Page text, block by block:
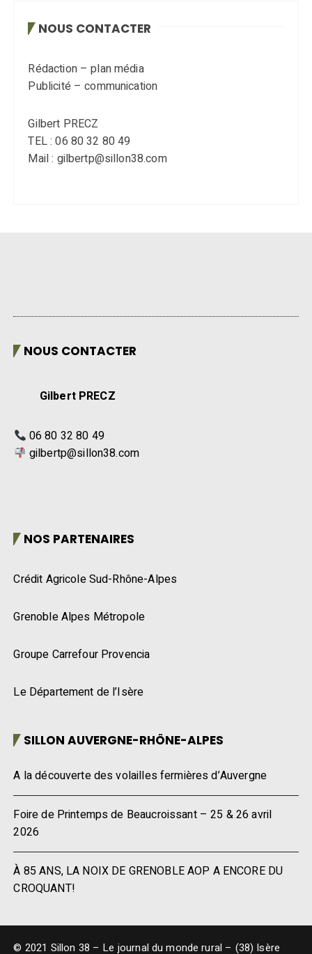
NOUS CONTACTER
Rédaction – plan média
Publicité – communication
Gilbert PRECZ
TEL : 06 80 32 80 49
Mail : gilbertp@sillon38.com
NOUS CONTACTER
Gilbert PRECZ
06 80 32 80 49
gilbertp@sillon38.com
NOS PARTENAIRES
Crédit Agricole Sud-Rhône-Alpes
Grenoble Alpes Métropole
Groupe Carrefour Provencia
Le Département de l’Isère
SILLON AUVERGNE-RHÔNE-ALPES
A la découverte des volailles fermières d’Auvergne
Foire de Printemps de Beaucroissant – 25 & 26 avril
2026
À 85 ANS, LA NOIX DE GRENOBLE AOP A ENCORE DU
CROQUANT!
© 2021 Sillon 38 – Le journal du monde rural – (38) Isère